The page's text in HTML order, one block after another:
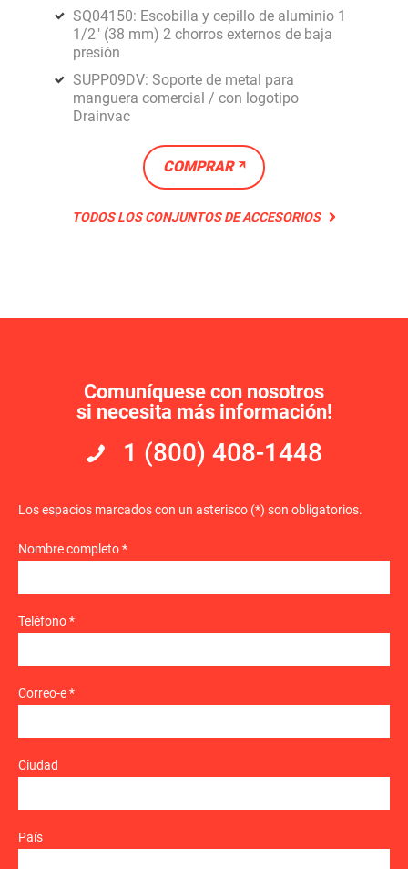
SQ04150: Escobilla y cepillo de aluminio 1
1/2" (38 mm) 2 chorros externos de baja
presión
SUPP09DV: Soporte de metal para
manguera comercial / con logotipo
Drainvac
COMPRAR
TODOS LOS CONJUNTOS DE ACCESORIOS
Comuníquese con nosotros
si necesita más información!
1 (800) 408-1448
Los espacios marcados con un asterisco (*) son obligatorios.
Nombre completo *
Teléfono *
Correo-e *
Ciudad
País